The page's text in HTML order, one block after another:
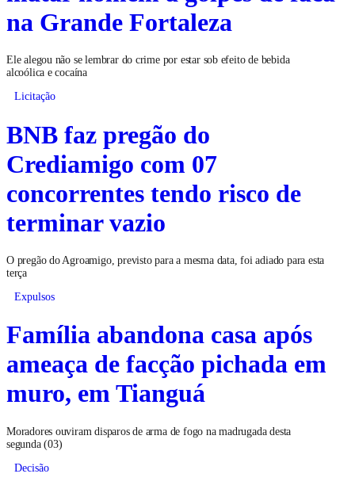
na Grande Fortaleza
Ele alegou não se lembrar do crime por estar sob efeito de bebida
alcoólica e cocaína
Licitação
BNB faz pregão do
Crediamigo com 07
concorrentes tendo risco de
terminar vazio
O pregão do Agroamigo, previsto para a mesma data, foi adiado para esta
terça
Expulsos
Família abandona casa após
ameaça de facção pichada em
muro, em Tianguá
Moradores ouviram disparos de arma de fogo na madrugada desta
segunda (03)
Decisão